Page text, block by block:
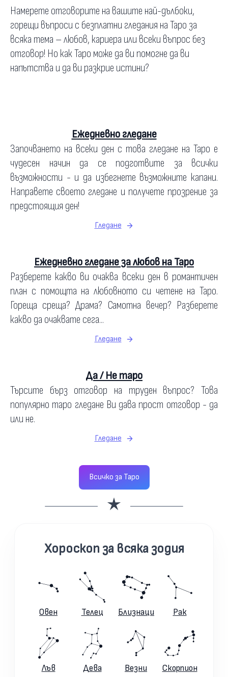
Намерете отговорите на вашите най-дълбоки,
горещи въпроси с безплатни гледания на Таро за
всяка тема – любов, кариера или всеки въпрос без
отговор! Но как Таро може да ви помогне да ви
напътства и да ви разкрие истини?
Ежедневно гледане
Започването на всеки ден с това гледане на Таро е
чудесен начин да се подготвите за всички
възможности - и да избегнете възможните капани.
Направете своето гледане и получете прозрение за
предстоящия ден!
Гледане
Ежедневно гледане за любов на Таро
Разберете какво ви очаква всеки ден в романтичен
план с помощта на любовното си четене на Таро.
Гореща среща? Драма? Самотна вечер? Разберете
какво да очаквате сега...
Гледане
Да / Не таро
Търсите бърз отговор на труден въпрос? Това
популярно таро гледане Ви дава прост отговор - да
или не.
Гледане
Всичко за Таро
Хороскоп за всяка зодия
Овен Телец Близнаци Рак
Лъв Дева Везни Скорпион